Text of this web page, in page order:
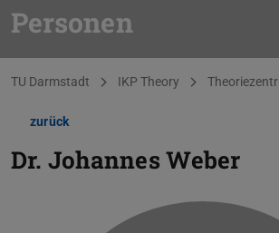
Personen
Sie befinden sich hier:
TU Darmstadt IKP Theory
zurück
Dr. Johannes Weber